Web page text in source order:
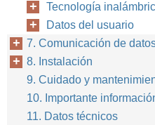
Tecnología
Datos del usuario
7. Comunicación de
8. Instalación
9. Cuidado y
10. Importante
11. Datos técnicos